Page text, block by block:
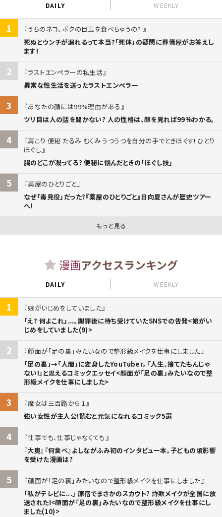
DAILY WEEKLY
1
うちのネコ、ボクの目玉を食べちゃうの?
死ぬとウンチが漏れるって本当?「死体」の疑問に葬儀屋がお答えし
ます!
2
ラストエンペラーの私生活
異常な性生活を送ったラストエンペラー
3
あなたの顔には99%理由がある
ツリ目は人の話を聞かない? 人の性格は、顔を見れば99%わかる。
4
肩こり 便秘 たるみ むくみ うつうつを自分の手でときほぐす! ひとり
ほぐし
腸のどこが凝ってる? 便秘に悩んだときの「ほぐし技」
5
薬屋のひとりごと
なぜ「毒見役」だった?『薬屋のひとりごと』日向夏さんが歴史ツアー
へ!
もっと見る
漫画アクセスランキング
DAILY WEEKLY
1
娘がいじめをしていました
「え? 何よこれ」...。謝罪後に待ち受けていたSNSでの告発<娘がい
じめをしていました(9)>
2
顔面が「足の裏」みたいなので整形級メイクを仕事にしました
「足の裏」→「人間」に変身したYouTuber。「人生、捨てたもんじゃ
ない!」と思えるコミックエッセイ<顔面が「足の裏」みたいなので整
形級メイクを仕事にしました>
3
魔女は三百路から 1
強い女性が主人公!読むと元気になれるコミック5選
4
仕事でも、仕事じゃなくても
『大奥』『何食べ』よしながふみ初のインタビュー本。子どもの頃影響
を受けた漫画は?
5
顔面が「足の裏」みたいなので整形級メイクを仕事にしました
「私がテレビに...」 原宿でまさかのスカウト? 詐欺メイクが全国に放
送された!<顔面が「足の裏」みたいなので整形級メイクを仕事にし
ました(10)>